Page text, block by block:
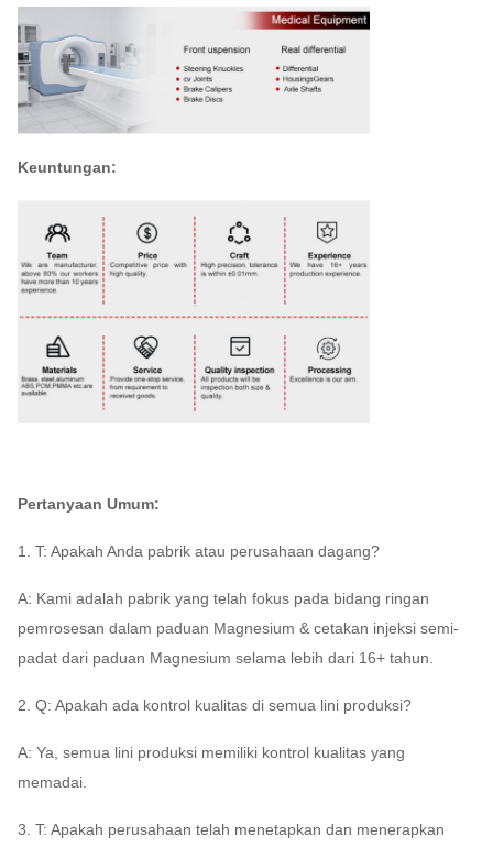
Keuntungan:
Pertanyaan Umum:
1. T: Apakah Anda pabrik atau perusahaan dagang?
A: Kami adalah pabrik yang telah fokus pada bidang ringan
pemrosesan dalam paduan Magnesium & cetakan injeksi semi-
padat dari paduan Magnesium selama lebih dari 16+ tahun.
2. Q: Apakah ada kontrol kualitas di semua lini produksi?
A: Ya, semua lini produksi memiliki kontrol kualitas yang
memadai.
3. T: Apakah perusahaan telah menetapkan dan menerapkan